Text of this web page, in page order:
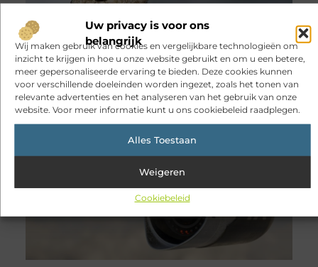
Uw privacy is voor ons
belangrijk
Wij maken gebruik van cookies en vergelijkbare technologieën om
inzicht te krijgen in hoe u onze website gebruikt en om u een betere,
meer gepersonaliseerde ervaring te bieden. Deze cookies kunnen
voor verschillende doeleinden worden ingezet, zoals het tonen van
relevante advertenties en het analyseren van het gebruik van onze
website. Voor meer informatie kunt u ons cookiebeleid raadplegen.
Alles Toestaan
Weigeren
Cookiebeleid
Sitcon: slimme
beveiligingsoplossingen met
kennis uit de praktijk
Wie woning, bedrijf of terrein goed wil
beveiligen, zoekt meer dan alleen een
apparaat met veel functies.
Betrouwbaarheid, gebruiksgemak en
2007 op in. Het